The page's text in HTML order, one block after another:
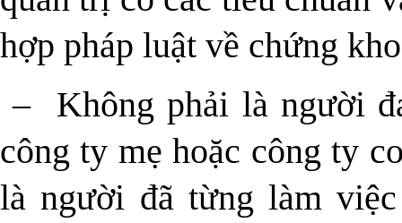
hợp pháp luật về chứng
–
Không phải là người
công ty mẹ hoặc công ty
là người đã từng làm